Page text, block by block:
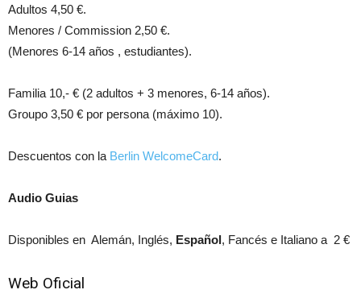
Adultos 4,50 €.
Menores / Commission 2,50 €.
(Menores 6-14 años , estudiantes).
Familia 10,- € (2 adultos + 3 menores, 6-14 años).
Groupo 3,50 € por persona (máximo 10).
Descuentos con la Berlin WelcomeCard.
Audio Guias
Disponibles en Alemán, Inglés, Español, Fancés e Italiano a 2 €
Web Oficial